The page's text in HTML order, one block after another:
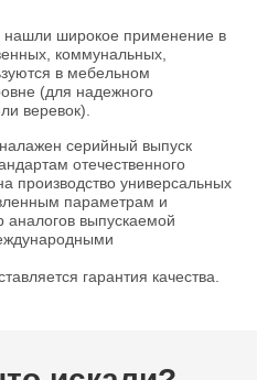
нашли широкое применение в
коммунальных,
в мебельном
(для надежного
веревок).
серийный выпуск
отечественного
производство универсальных
параметрам и
выпускаемой
гарантия качества.